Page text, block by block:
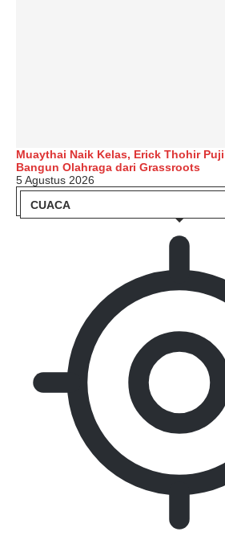
Muaythai Naik Kelas, Erick Thohir
Bangun Olahraga dari Grassroots
5 Agustus 2026
CUACA